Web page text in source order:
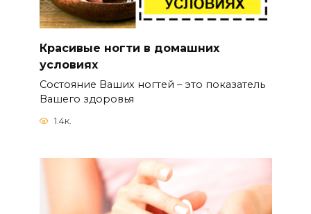
Красивые ногти в домашних
условиях
Состояние Ваших ногтей – это показатель
Вашего здоровья
1.4к.